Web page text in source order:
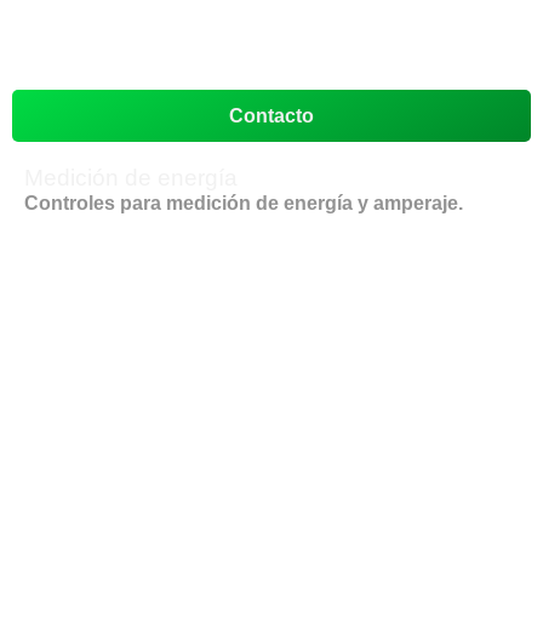
Contacto
Controles para medición de energía y amperaje.